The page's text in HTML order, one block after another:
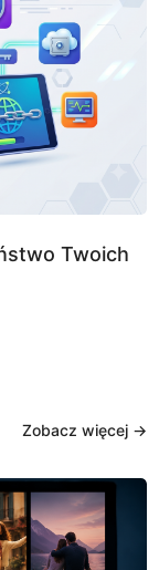
Twoich
Zobacz więcej →